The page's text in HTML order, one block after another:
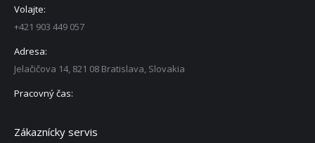
Volajte:
+421 903 449 057
Adresa:
Jelačičova 14, 821 08 Bratislava, Slovakia
Pracovný čas:
Zákaznícky servis